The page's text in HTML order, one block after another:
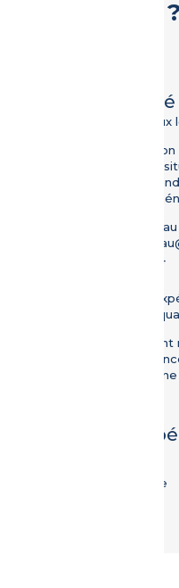
Pour qui ?
Accès PMR aux
Cette
personnes en
Un référent
étudier les
Nathalie Moreau
06.48.73.07.94
Niveau 4 ou
un niveau de
Il est
d'’une
dans le
Modalités
Classe virtuelle